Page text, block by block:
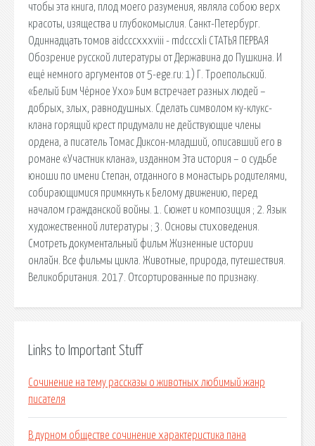
чтобы эта книга, плод моего разумения, являла собою верх
красоты, изящества и глубокомыслия. Санкт-Петербург.
Одиннадцать томов aidcccxxxviii - mdcccxli СТАТЬЯ ПЕРВАЯ
Обозрение русской литературы от Державина до Пушкина. И
ещё немного аргументов от 5-ege.ru: 1) Г. Троепольский.
«Белый Бим Чёрное Ухо» Бим встречает разных людей –
добрых, злых, равнодушных. Сделать символом ку-клукс-
клана горящий крест придумали не действующие члены
ордена, а писатель Томас Диксон-младший, описавший его в
романе «Участник клана», изданном Эта история – о судьбе
юноши по имени Степан, отданного в монастырь родителями,
собирающимися примкнуть к Белому движению, перед
началом гражданской войны. 1. Сюжет и композиция ; 2. Язык
художественной литературы ; 3. Основы стиховедения.
Смотреть документальный фильм Жизненные истории
онлайн. Все фильмы цикла. Животные, природа, путешествия.
Великобритания. 2017. Отсортированные по признаку.
Links to Important Stuff
Сочинение на тему рассказы о животных любимый жанр
писателя
В дурном обществе сочинение характеристика пана